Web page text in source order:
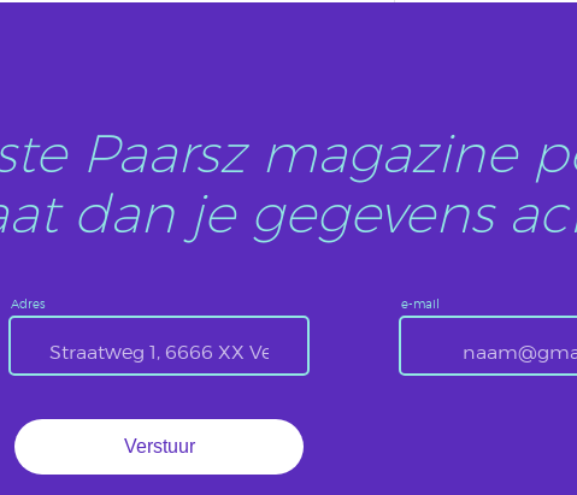
Paarsz magazine
dan je gegevens
Adres e-mail